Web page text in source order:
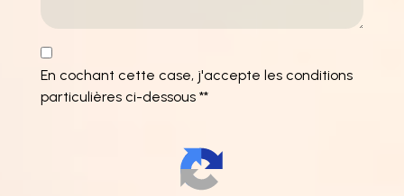
En cochant cette case, j'accepte les conditions
particulières ci-dessous **